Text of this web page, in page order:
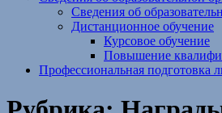
Сведения об
Дистанционное обучение
Курсовое обучение
Повышение
Профессиональная подготовка